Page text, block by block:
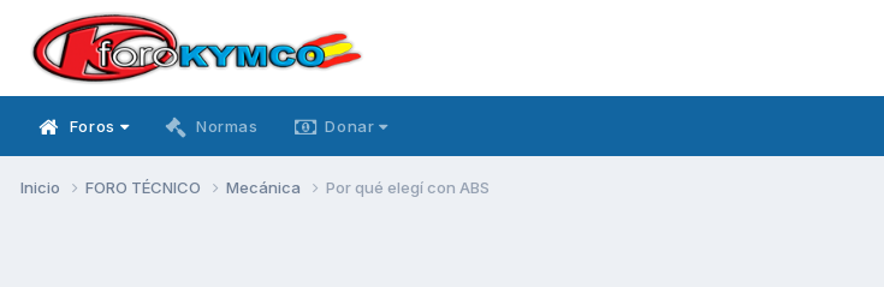
Foros Normas Donar
Inicio FORO TÉCNICO Mecánica Por qué elegí con ABS